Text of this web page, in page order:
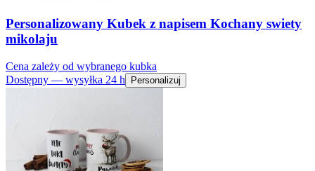
Personalizowany Kubek z napisem Kochany swiety
mikolaju
Cena zależy od wybranego kubka
Dostępny — wysyłka 24 h
Personalizuj